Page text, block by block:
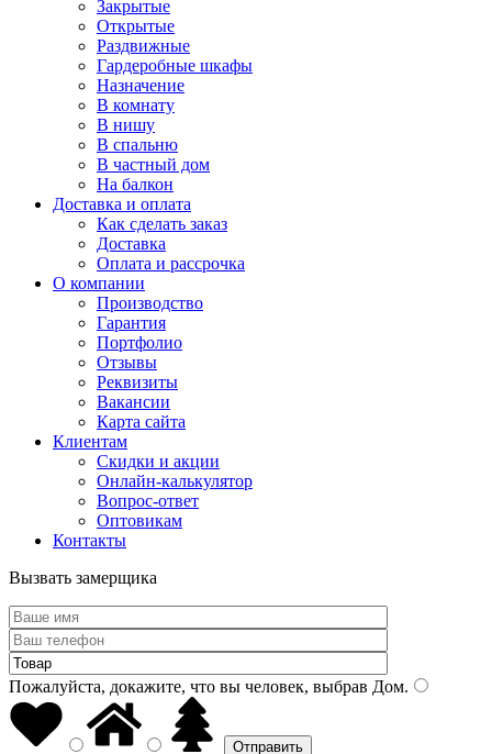
Закрытые
Открытые
Раздвижные
Гардеробные шкафы
Назначение
В комнату
В нишу
В спальню
В частный дом
На балкон
Доставка и оплата
Как сделать заказ
Доставка
Оплата и рассрочка
О компании
Производство
Гарантия
Портфолио
Отзывы
Реквизиты
Вакансии
Карта сайта
Клиентам
Скидки и акции
Онлайн-калькулятор
Вопрос-ответ
Оптовикам
Контакты
Вызвать замерщика
Пожалуйста, докажите, что вы человек, выбрав Дом.